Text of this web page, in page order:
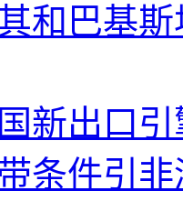
和巴基
新出口
条件引